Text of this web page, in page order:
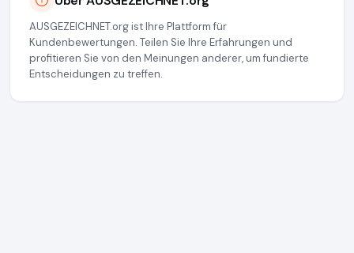
AUSGEZEICHNET.org ist Ihre Plattform für
Kundenbewertungen. Teilen Sie Ihre Erfahrungen und
profitieren Sie von den Meinungen anderer, um fundierte
Entscheidungen zu treffen.